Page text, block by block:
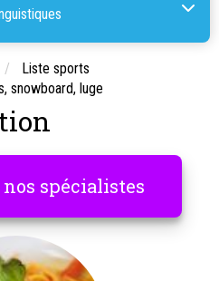
Liste sports
snowboard, luge
spécialistes